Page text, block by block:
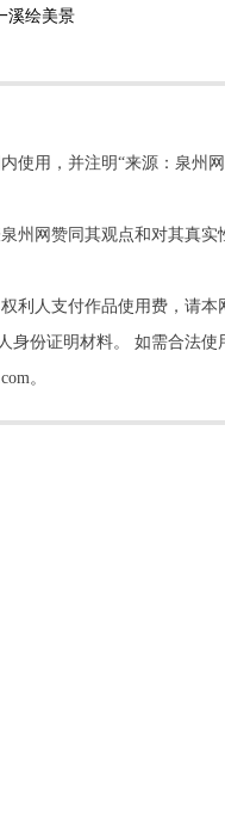
溪绘美景
使用，并注明“来源：泉州
州网赞同其观点和对其真实
利人支付作品使用费，请本
身份证明材料。 如需合法使
。